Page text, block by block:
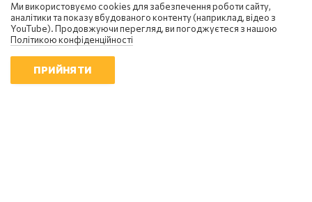
Ми використовуємо cookies для забезпечення роботи сайту,
аналітики та показу вбудованого контенту (наприклад, відео з
YouTube). Продовжуючи перегляд, ви погоджуєтеся з нашою
Політикою конфіденційності
ПРИЙНЯТИ